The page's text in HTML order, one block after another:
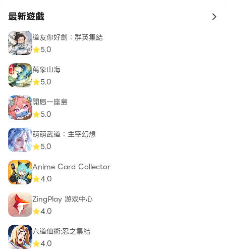
最新遊戲 to
道友你好劍：群英集結
5.0
萬象山海
5.0
開局一座島
5.0
萌萌武道：主宰幻想
5.0
Anime Card Collector
4.0
ZingPlay 游戏中心
4.0
六道仙術:忍之集結
4.0